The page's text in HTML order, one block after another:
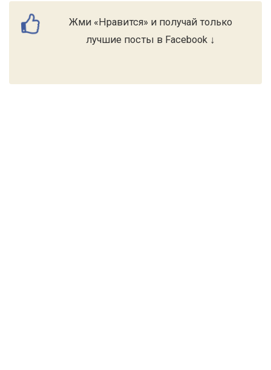
Жми «Нравится» и получай только
лучшие посты в Facebook ↓